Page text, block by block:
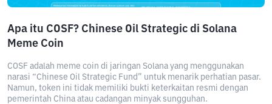
Apa itu COSF? Chinese Oil Strategic di Solana
Meme Coin
COSF adalah meme coin di jaringan Solana yang menggunakan
narasi “Chinese Oil Strategic Fund” untuk menarik perhatian pasar.
Namun, token ini tidak memiliki bukti keterkaitan resmi dengan
pemerintah China atau cadangan minyak sungguhan.